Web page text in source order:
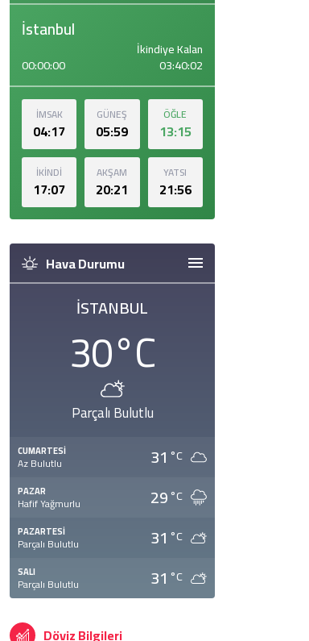
İstanbul
00:00:00
İkindiye Kalan
03:40:01
İMSAK
04:17
GÜNEŞ
05:59
ÖĞLE
13:15
İKİNDİ
17:07
AKŞAM
20:21
YATSI
21:56
Hava Durumu
İSTANBUL
30°C
Parçalı Bulutlu
CUMARTESI
Az Bulutlu 31 °C
PAZAR
Hafif Yağmurlu 29°C
PAZARTESI
Parçalı Bulutlu 31 °C
SALI
Parçalı Bulutlu 31 °C
Döviz Bilgileri